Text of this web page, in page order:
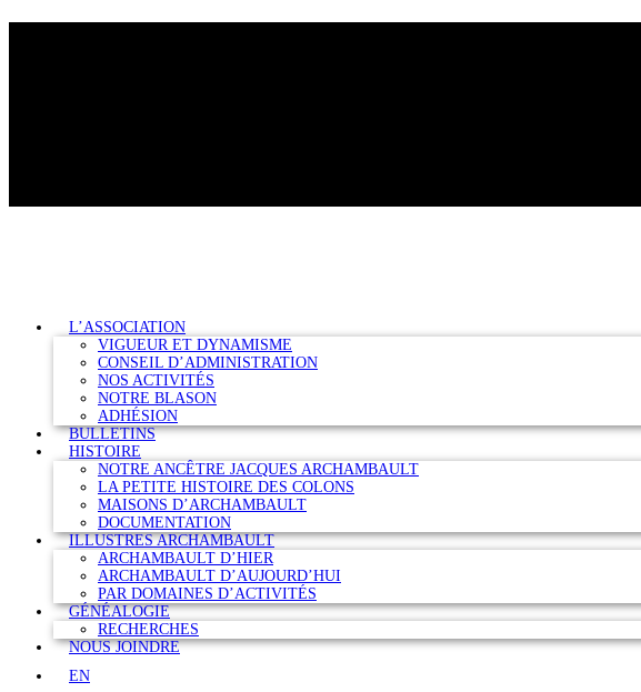
L’ASSOCIATION
VIGUEUR ET DYNAMISME
CONSEIL D’ADMINISTRATION
NOS ACTIVITÉS
NOTRE BLASON
ADHÉSION
BULLETINS
HISTOIRE
NOTRE ANCÊTRE JACQUES ARCHAMBAULT
LA PETITE HISTOIRE DES COLONS
MAISONS D’ARCHAMBAULT
DOCUMENTATION
ILLUSTRES ARCHAMBAULT
ARCHAMBAULT D’HIER
ARCHAMBAULT D’AUJOURD’HUI
PAR DOMAINES D’ACTIVITÉS
GÉNÉALOGIE
RECHERCHES
NOUS JOINDRE
EN